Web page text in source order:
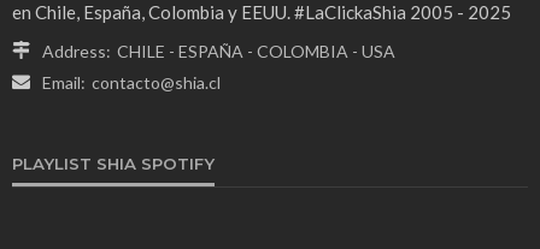
en Chile, España, Colombia y EEUU. #LaClickaShia 2005 - 2025
Address: CHILE - ESPAÑA - COLOMBIA - USA
Email: contacto@shia.cl
PLAYLIST SHIA SPOTIFY